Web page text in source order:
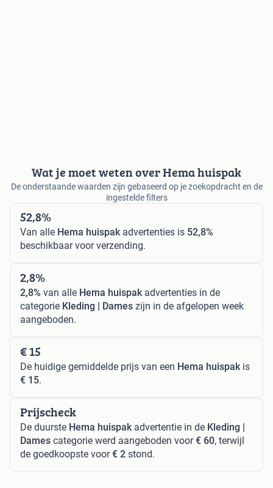
Wat je moet weten over Hema huispak
De onderstaande waarden zijn gebaseerd op je zoekopdracht en de
ingestelde filters
52,8%
Van alle Hema huispak advertenties is 52,8%
beschikbaar voor verzending.
2,8%
2,8% van alle Hema huispak advertenties in de
categorie Kleding | Dames zijn in de afgelopen week
aangeboden.
€ 15
De huidige gemiddelde prijs van een Hema huispak is
€ 15.
Prijscheck
De duurste Hema huispak advertentie in de Kleding |
Dames categorie werd aangeboden voor€ 60, terwijl
de goedkoopste voor€ 2 stond.